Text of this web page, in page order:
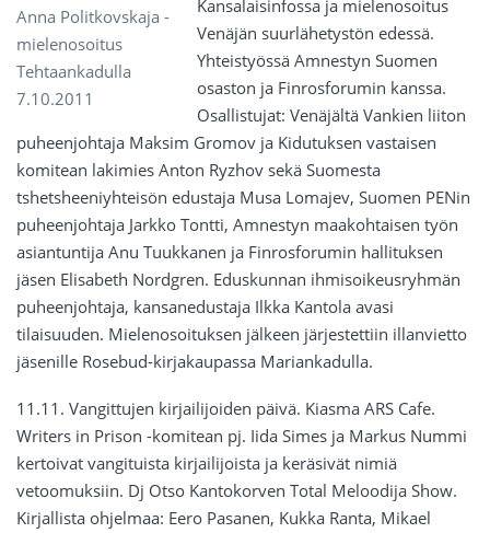
Anna Politkovskaja -
mielenosoitus
Tehtaankadulla
7.10.2011
Kansalaisinfossa ja mielenosoitus
Venäjän suurlähetystön edessä.
Yhteistyössä Amnestyn Suomen
osaston ja Finrosforumin kanssa.
Osallistujat: Venäjältä Vankien liiton
puheenjohtaja Maksim Gromov ja Kidutuksen vastaisen
komitean lakimies Anton Ryzhov sekä Suomesta
tshetsheeniyhteisön edustaja Musa Lomajev, Suomen PENin
puheenjohtaja Jarkko Tontti, Amnestyn maakohtaisen työn
asiantuntija Anu Tuukkanen ja Finrosforumin hallituksen
jäsen Elisabeth Nordgren. Eduskunnan ihmisoikeusryhmän
puheenjohtaja, kansanedustaja Ilkka Kantola avasi
tilaisuuden. Mielenosoituksen jälkeen järjestettiin illanvietto
jäsenille Rosebud-kirjakaupassa Mariankadulla.
11.11. Vangittujen kirjailijoiden päivä. Kiasma ARS Cafe.
Writers in Prison -komitean pj. Iida Simes ja Markus Nummi
kertoivat vangituista kirjailijoista ja keräsivät nimiä
vetoomuksiin. Dj Otso Kantokorven Total Meloodija Show.
Kirjallista ohjelmaa: Eero Pasanen, Kukka Ranta, Mikael